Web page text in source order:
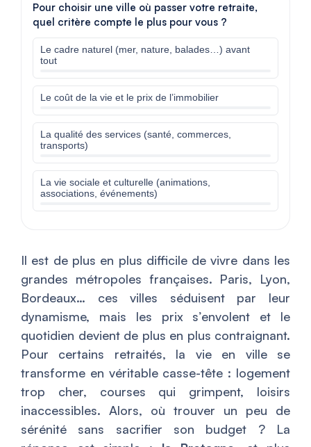
Pour choisir une ville où passer votre retraite,
quel critère compte le plus pour vous ?
Le cadre naturel (mer, nature, balades…) avant
tout
Le coût de la vie et le prix de l’immobilier
La qualité des services (santé, commerces,
transports)
La vie sociale et culturelle (animations,
associations, événements)
Il est de plus en plus difficile de vivre dans les
grandes métropoles françaises. Paris, Lyon,
Bordeaux… ces villes séduisent par leur
dynamisme, mais les prix s’envolent et le
quotidien devient de plus en plus contraignant.
Pour certains retraités, la vie en ville se
transforme en véritable casse-tête : logement
trop cher, courses qui grimpent, loisirs
inaccessibles. Alors, où trouver un peu de
sérénité sans sacrifier son budget ? La